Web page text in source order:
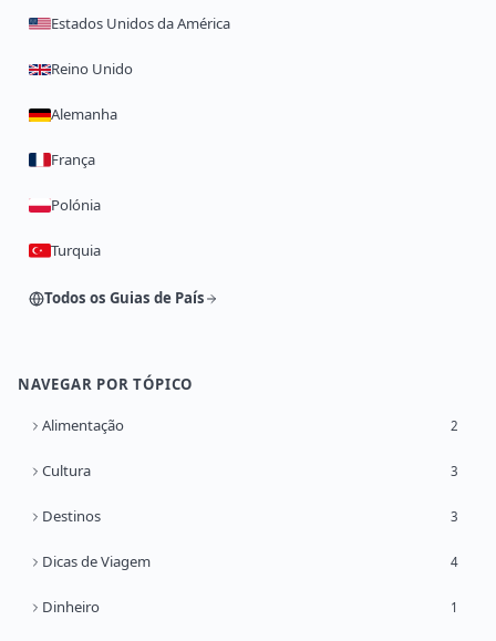
Estados Unidos da América
Reino Unido
Alemanha
França
Polónia
Turquia
Todos os Guias de País
NAVEGAR POR TÓPICO
Alimentação 2
Cultura 3
Destinos 3
Dicas de Viagem 4
Dinheiro 1